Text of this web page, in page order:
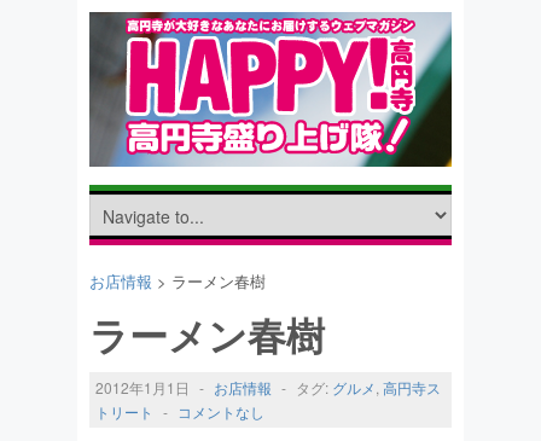
お店情報 > ラーメン春樹
ラーメン春樹
2012年1月1日 - お店情報 - タグ: グルメ, 高円寺ス
トリート
- コメントなし